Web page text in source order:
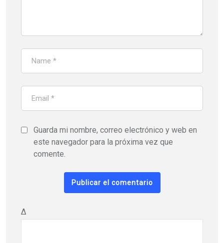
Guarda mi nombre, correo electrónico y web en
este navegador para la próxima vez que
comente.
Δ